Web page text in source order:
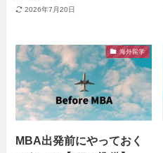
2026年7月20日
海外留学
MBA出発前にやっておく